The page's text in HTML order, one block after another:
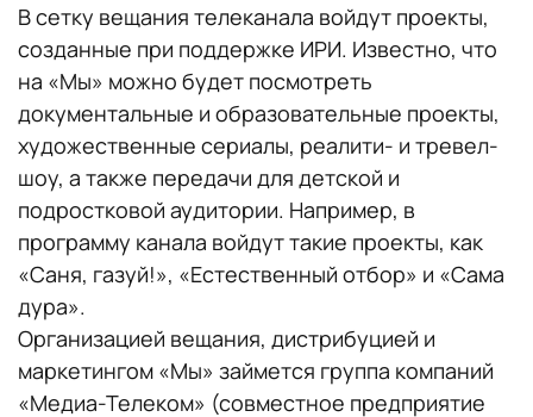
В сетку вещания телеканала войдут проекты,
созданные при поддержке ИРИ. Известно, что
на «Мы» можно будет посмотреть
документальные и образовательные проекты,
художественные сериалы, реалити- и тревел-
шоу, а также передачи для детской и
подростковой аудитории. Например, в
программу канала войдут такие проекты, как
«Саня, газуй!», «Естественный отбор» и «Сама
дура».
Организацией вещания, дистрибуцией и
маркетингом «Мы» займется группа компаний
«Медиа-Телеком» (совместное предприятие